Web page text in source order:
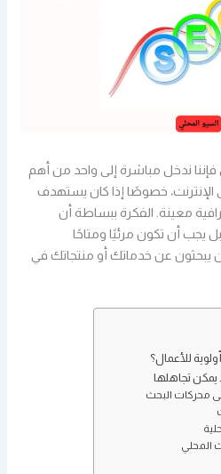
فإننا ندخل مباشرة إلى واحد من أهم
الإنترنت، خصوصًا إذا كان يستهدف
معينة. الفكرة ببساطة أن
يجب أن تكون مرئيًا ومتاحًا
يبحثون عن خدماتك أو منتجاتك في
للأعمال؟
يمكن تجاهلها
محركات البحث
المحلي